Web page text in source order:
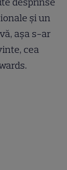
și un
așa s-ar
cea